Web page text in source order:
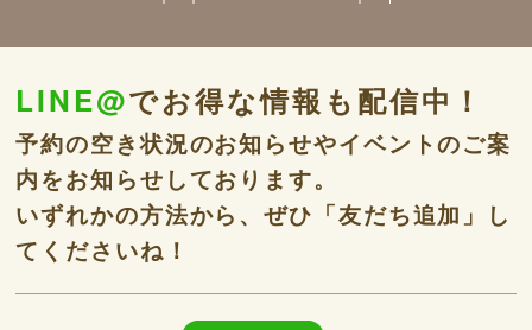
LINE@でお得な情報も配信中！
予約の空き状況のお知らせやイベントのご案
内をお知らせしております。
いずれかの方法から、ぜひ「友だち追加」し
てくださいね！